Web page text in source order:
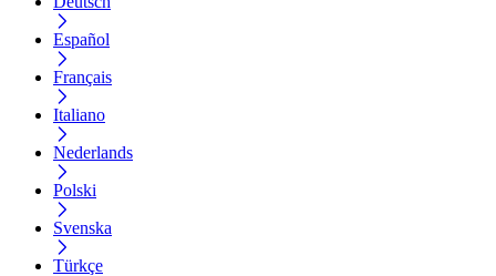
Español
Français
Italiano
Nederlands
Polski
Svenska
Türkçe